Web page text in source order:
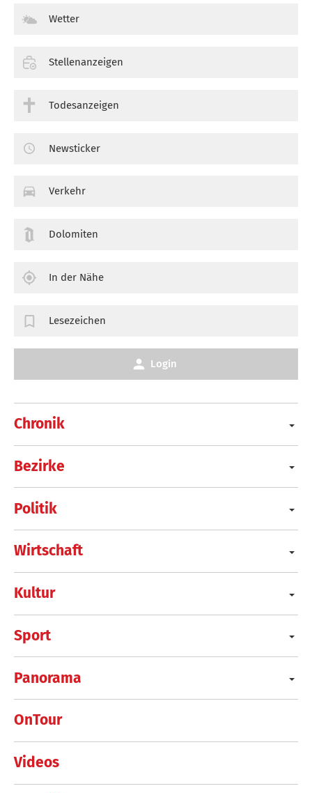
Chronik
Bezirke
Politik
Wirtschaft
Kultur
Sport
Panorama
OnTour
Videos
Wetter
Stellenanzeigen
Todesanzeigen
Newsticker
Verkehr
Dolomiten
In der Nähe
Lesezeichen
Login